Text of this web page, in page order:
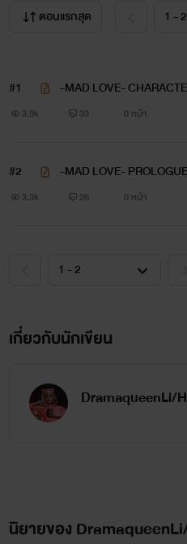
คุณเคยถูกความรัก
ตอนแรกสุด
#1 -MAD LOVE-
3.9k 33 0 หน้า
#2 -MAD LOVE- PROLOGUE
3.3k 26 0 หน้า
เกี่ยวกับนักเขียน